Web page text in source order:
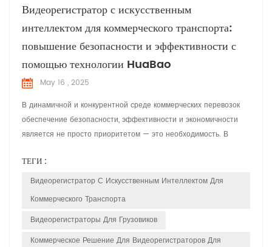
Видеорегистратор с искусственным
интеллектом для коммерческого транспорта:
повышение безопасности и эффективности с
помощью технологии HuaBao
May 16 , 2025
В динамичной и конкурентной среде коммерческих перевозок
обеспечение безопасности, эффективности и экономичности
является не просто приоритетом — это необходимость. В
которыми сталкиваются менеджеры и операторы автопарков.
Вот почему мы разработали передовые видеорегистраторы с
ТЕГИ :
Видеорегистратор С Искусственным Интеллектом Для
Коммерческого Транспорта
Видеорегистраторы Для Грузовиков
Коммерческое Решение Для Видеорегистраторов Для